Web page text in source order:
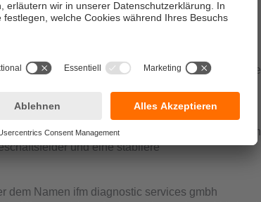
sowie zur vorausschauenden
Diagnosen und Prognosen abgeleitet, um
und Wartungsmaßnahmen durchführen
entsteht somit für Kunden aus den
Angebot. Dieses umfasst automatisierte
komplette Prozessbewertungen. Zwischen
und CMS, besteht bereits langjährige Erfahrung
zur cloudbasierten Maschinendiagnose laufen
ifm einen weiteren, strategisch wichtigen Schritt in
und eine stabilere
dem Namen ifm diagnostic services gmbh